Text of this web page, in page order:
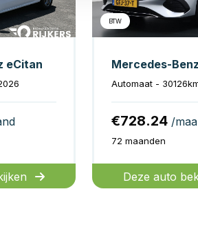
eCitan
BTW
Automaat -
€728.24 /
72 maanden
Deze auto